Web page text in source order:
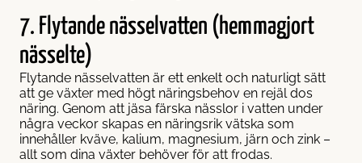
7. Flytande nässelvatten (hemmagjort
nässelte)
Flytande nässelvatten är ett enkelt och naturligt sätt
att ge växter med högt näringsbehov en rejäl dos
näring. Genom att jäsa färska nässlor i vatten under
några veckor skapas en näringsrik vätska som
innehåller kväve, kalium, magnesium, järn och zink –
allt som dina växter behöver för att frodas.